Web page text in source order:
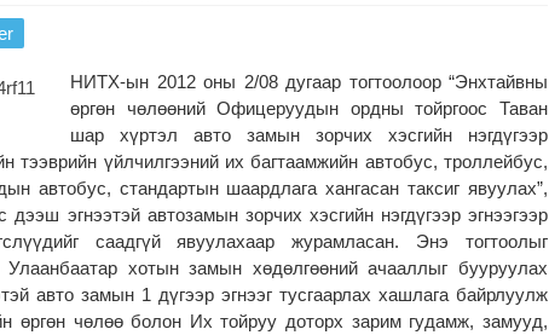
НИТХ-ын 2012 оны 2/08 дугаар тогтоолоор “Энхтайвны
өргөн чөлөөний Офицеруудын ордны тойргоос Таван
шар хүртэл авто замын зорчих хэсгийн нэгдүгээр
тээврийн үйлчилгээний их багтаамжийн автобус, троллейбус,
автобус, стандартын шаардлага хангасан таксиг явуулах”,
эгнээтэй автозамын зорчих хэсгийн нэгдүгээр эгнээгээр
саадгүй явуулахаар журамласан. Энэ тогтоолыг
Улаанбаатар хотын замын хөдөлгөөний ачааллыг бууруулах
авто замын 1 дүгээр эгнээг тусгаарлах хашлага байрлуулж
өргөн чөлөө болон Их тойруу доторх зарим гудамж, замууд,